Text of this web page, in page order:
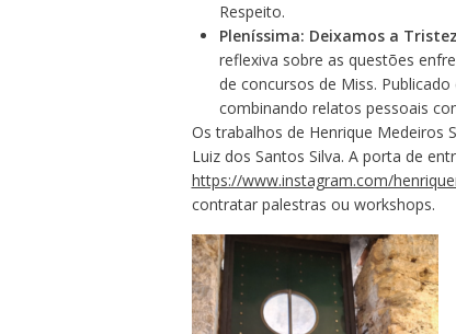
Respeito.
Pleníssima: Deixamos a
reflexiva sobre as questões
de concursos de Miss.
combinando relatos pessoais
Os trabalhos de Henrique Medeiros
Luiz dos Santos Silva. A porta de
https://www.instagram.com/
contratar palestras ou workshops.